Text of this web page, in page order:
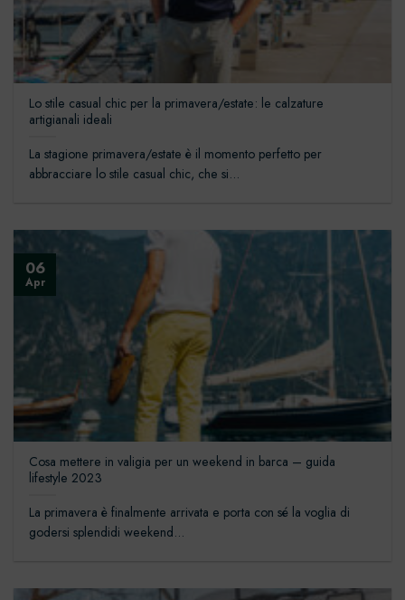
Lo stile casual chic per la primavera/estate: le calzature
artigianali ideali
La stagione primavera/estate è il momento perfetto per
abbracciare lo stile casual chic, che si...
Cosa mettere in valigia per un weekend in barca – guida
lifestyle 2023
La primavera è finalmente arrivata e porta con sé la voglia di
godersi splendidi weekend...
06
Apr